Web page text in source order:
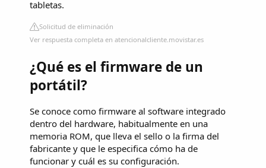
tabletas.
Solicitud de eliminación
Ver respuesta completa en atencionalcliente.movistar.es
¿Qué es el firmware de un
portátil?
Se conoce como firmware al software integrado
dentro del hardware, habitualmente en una
memoria ROM, que lleva el sello o la firma del
fabricante y que le especifica cómo ha de
funcionar y cuál es su configuración.